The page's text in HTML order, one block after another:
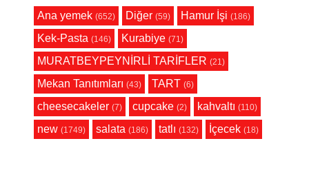
Ana yemek (652) Diğer (59) Hamur İşi (186)
Kek-Pasta (146) Kurabiye (71)
MURATBEYPEYNİRLİ TARİFLER (21)
Mekan Tanıtımları (43) TART (6)
cheesecakeler (7) cupcake (2) kahvaltı (110)
new (1749) salata (186) tatlı (132) İçecek (18)